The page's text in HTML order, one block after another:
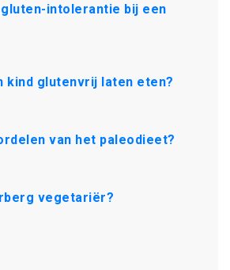
intolerantie bij een
kind glutenvrij laten eten?
van het paleodieet?
vegetariër?